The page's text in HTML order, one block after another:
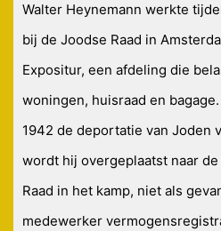
Walter Heynemann werkte
bij de Joodse Raad in
Expositur, een afdeling die
woningen, huisraad en
1942 de deportatie van Joden
wordt hij overgeplaatst naar
Raad in het kamp, niet als
medewerker